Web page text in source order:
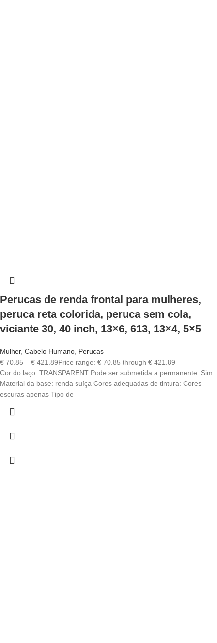
Perucas de renda frontal para mulheres,
peruca reta colorida, peruca sem cola,
viciante 30, 40 inch, 13×6, 613, 13×4, 5×5
Mulher, Cabelo Humano, Perucas
€ 70,85 – € 421,89Price range: € 70,85 through € 421,89
Cor do laço: TRANSPARENT Pode ser submetida a permanente: Sim
Material da base: renda suíça Cores adequadas de tintura: Cores
escuras apenas Tipo de